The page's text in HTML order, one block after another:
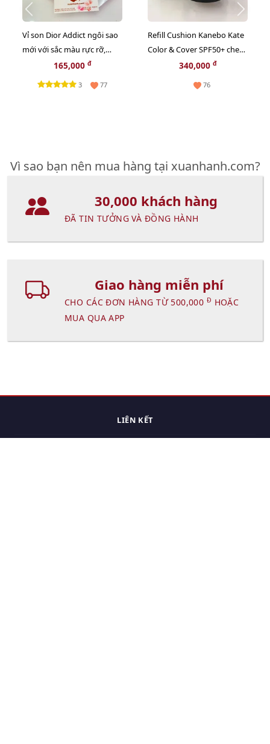
Vỉ son Dior Addict ngôi sao
mới với sắc màu rực rỡ,
bóng mượt, giữ ẩm 24h
165,000 đ
3 77
Refill Cushion Kanebo Kate
Color & Cover SPF50+ che
phủ tốt, lì mịn, #05 sáng tự
340,000 đ
76
Vì sao bạn nên mua hàng tại xuanhanh.com?
30,000 khách hàng
ĐÃ TIN TƯỞNG VÀ ĐỒNG HÀNH
Giao hàng miễn phí
CHO CÁC ĐƠN HÀNG TỪ 500,000 Đ HOẶC
MUA QUA APP
LIÊN KẾT